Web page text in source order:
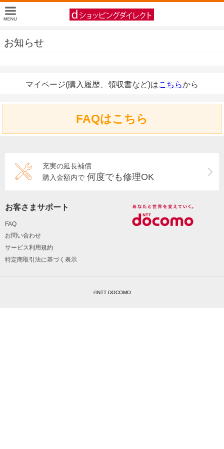
お知らせ
マイページ(購入履歴、領収書など)はこちらから
FAQはこちら
充実の延長補償
購入金額内で 何度でも修理OK
お客さまサポート
FAQ
お問い合わせ
サービス利用規約
特定商取引法に基づく表示
©NTT DOCOMO